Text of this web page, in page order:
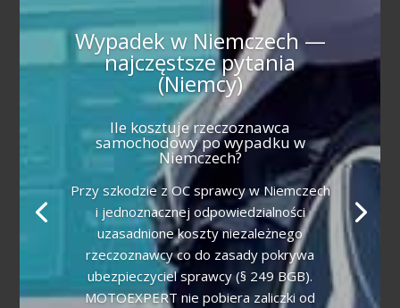
Wypadek w Niemczech —
najczęstsze pytania
(Niemcy)
Ile kosztuje rzeczoznawca
samochodowy po wypadku w
Niemczech?
Przy szkodzie z OC sprawcy w Niemczech
i jednoznacznej odpowiedzialności
uzasadnione koszty niezależnego
rzeczoznawcy co do zasady pokrywa
ubezpieczyciel sprawcy (§ 249 BGB).
MOTOEXPERT nie pobiera zaliczki od